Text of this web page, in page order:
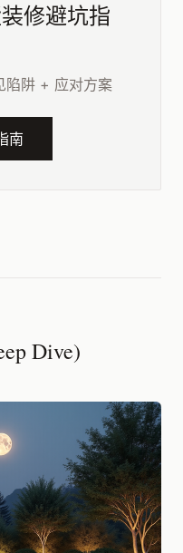
修避坑指
陷阱 + 应对方案
南
Dive)